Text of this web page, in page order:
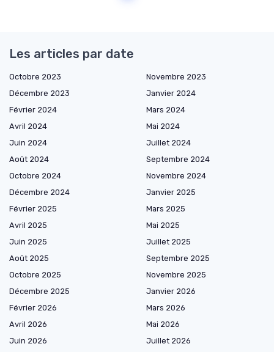
Les articles par date
Octobre 2023
Novembre 2023
Décembre 2023
Janvier 2024
Février 2024
Mars 2024
Avril 2024
Mai 2024
Juin 2024
Juillet 2024
Août 2024
Septembre 2024
Octobre 2024
Novembre 2024
Décembre 2024
Janvier 2025
Février 2025
Mars 2025
Avril 2025
Mai 2025
Juin 2025
Juillet 2025
Août 2025
Septembre 2025
Octobre 2025
Novembre 2025
Décembre 2025
Janvier 2026
Février 2026
Mars 2026
Avril 2026
Mai 2026
Juin 2026
Juillet 2026